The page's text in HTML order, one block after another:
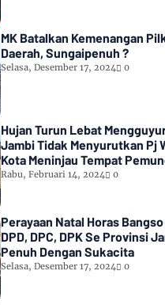
MK Batalkan Kemenangan
Daerah, Sungaipenuh ?
Selasa, Desember 17, 2024 0
Hujan Turun Lebat Mengguyur Kota
Jambi Tidak Menyurutkan Pj
Kota Meninjau Tempat Pemungutan
Suara Pemilu 2024
Rabu, Februari 14, 2024 0
Perayaan Natal Horas
DPD, DPC, DPK Se Provinsi
Penuh Dengan Sukacita
Selasa, Desember 17, 2024 0